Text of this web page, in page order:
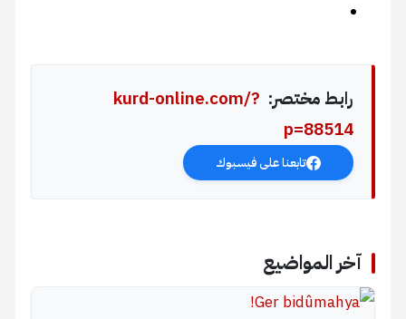
رابط مختصر: kurd-online.com/?
p=88514
تابعنا على فيسبوك
آخر المواضيع